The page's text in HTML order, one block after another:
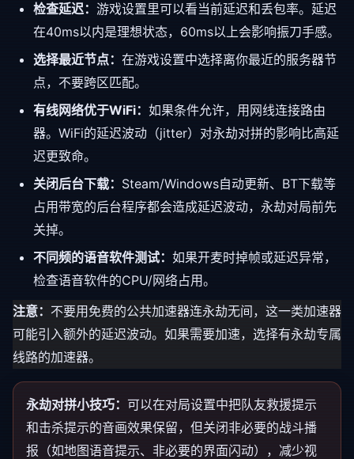
检查延迟： 游戏设置里可以看当前延迟和丢包率。延迟
在40ms以内是理想状态，60ms以上会影响振刀手感。
选择最近节点： 在游戏设置中选择离你最近的服务器节
点，不要跨区匹配。
有线网络优于WiFi： 如果条件允许，用网线连接路由
器。WiFi的延迟波动（jitter）对永劫对拼的影响比高延
迟更致命。
关闭后台下载： Steam/Windows自动更新、BT下载等
占用带宽的后台程序都会造成延迟波动，永劫对局前先
关掉。
不同频的语音软件测试： 如果开麦时掉帧或延迟异常，
检查语音软件的CPU/网络占用。
注意： 不要用免费的公共加速器连永劫无间，这一类加速器
可能引入额外的延迟波动。如果需要加速，选择有永劫专属
线路的加速器。
永劫对拼小技巧： 可以在对局设置中把队友救援提示
和击杀提示的音画效果保留，但关闭非必要的战斗播
报（如地图语音提示、非必要的界面闪动），减少视